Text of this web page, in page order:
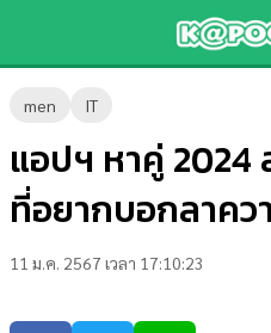
men IT
แอปฯ หาคู่ 2024
ที่อยากบอกลาคว
11 ม.ค. 2567 เวลา 17:10:23
ข่าว-
ความ
รู้
บันเทิง